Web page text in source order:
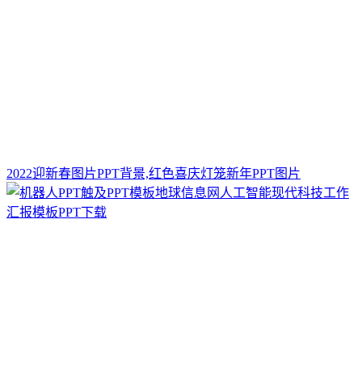
2022迎新春图片PPT背景,红色喜庆灯笼新年PPT图片